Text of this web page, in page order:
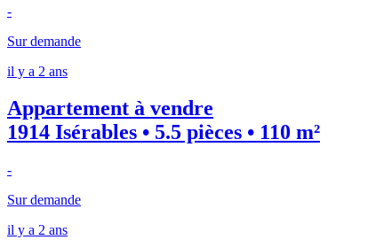
-
Sur demande
il y a 2 ans
Appartement à vendre
1914 Isérables • 5.5 pièces • 110 m²
-
Sur demande
il y a 2 ans